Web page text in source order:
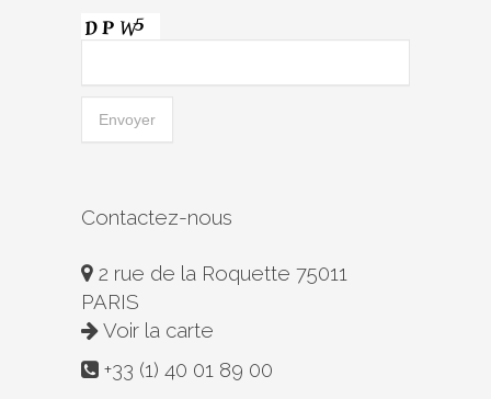
Contactez-nous
2 rue de la Roquette 75011
PARIS
Voir la carte
+33 (1) 40 01 89 00